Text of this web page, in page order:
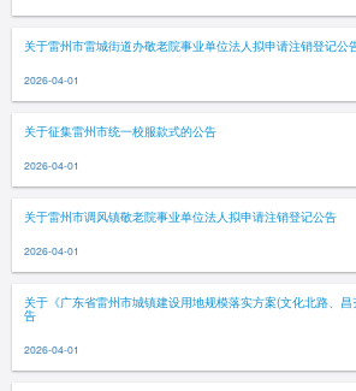
关于雷州市雷城街道办敬老院事业单位法人拟申请注销登记公
2026-04-01
关于征集雷州市统一校服款式的公告
2026-04-01
关于雷州市调风镇敬老院事业单位法人拟申请注销登记公告
2026-04-01
关于《广东省雷州市城镇建设用地规模落实方案(文化北路、
告
2026-04-01